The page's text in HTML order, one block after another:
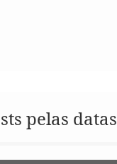
pelas datas